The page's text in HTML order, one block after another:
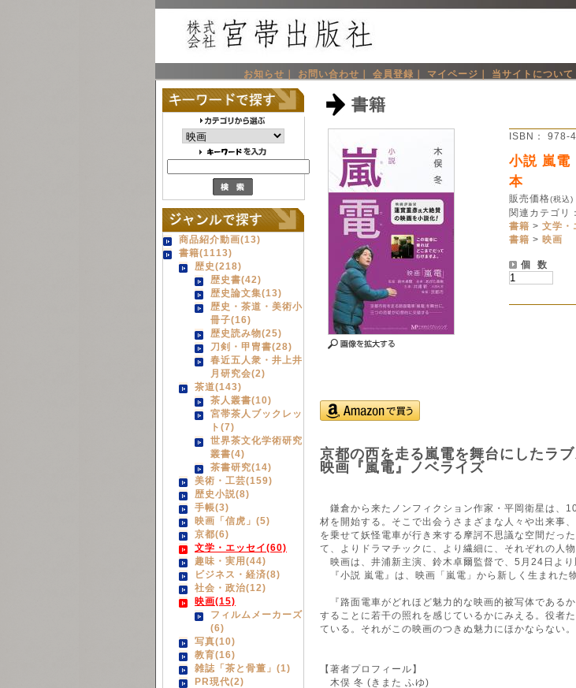
お知らせ｜ お問い合わせ｜ 会員登録｜ マイページ｜ 当サイトについて
商品紹介動画(13)
書籍(1113)
歴史(218)
歴史書(42)
歴史論文集(13)
歴史・茶道・美術小
冊子(16)
歴史読み物(25)
刀剣・甲冑書(28)
春近五人衆・井上井
月研究会(2)
茶道(143)
茶人叢書(10)
宮帯茶人ブックレッ
ト(7)
世界茶文化学術研究
叢書(4)
茶書研究(14)
美術・工芸(159)
歴史小説(8)
手帳(3)
映画「信虎」(5)
京都(6)
文学・エッセイ(60)
趣味・実用(44)
ビジネス・経済(8)
社会・政治(12)
映画(15)
フィルムメーカーズ
(6)
写真(10)
教育(16)
雑誌「茶と骨董」(1)
PR現代(2)
書籍
ISBN： 978-
小説 嵐
本
販売価格(税込)
関連カテゴリ：
書籍 > 文学・
書籍 > 映画
個 数
京都の西を走る嵐電を舞台にしたラ
映画『嵐電』ノベライズ
鎌倉から来たノンフィクション作家・平岡衛星は、
材を開始する。そこで出会うさまざまな人々や出来
を乗せて妖怪電車が行き来する摩訶不思議な空間だっ
て、よりドラマチックに、より繊細に、それぞれの人
映画は、井浦新主演、鈴木卓爾監督で、5月24日より
『小説 嵐電』は、映画「嵐電」から新しく生まれた
『路面電車がどれほど魅力的な映画的被写体である
することに若干の照れを感じているかにみえる。役者
ている。それがこの映画のつきぬ魅力にほかならない
【著者プロフィール】
木俣 冬 (きまた ふゆ)